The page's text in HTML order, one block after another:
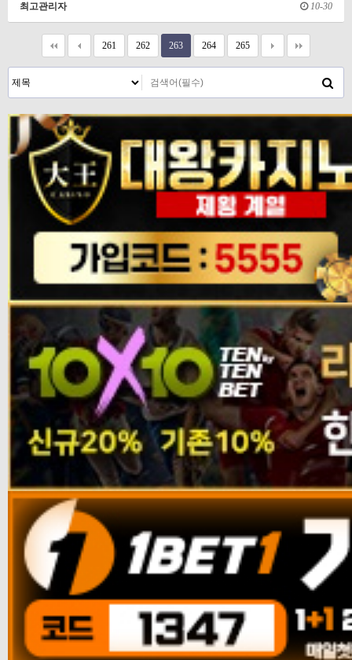
최고관리자 10-30
261 262 263 264 265